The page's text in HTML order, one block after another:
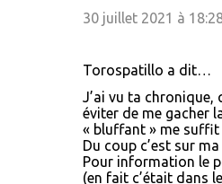
30 juillet 2021 à
Torospatillo a dit…
J’ai vu ta chronique,
éviter de me gacher
« bluffant » me suffit
Du coup c’est sur
Pour information le
(en fait c’était dans